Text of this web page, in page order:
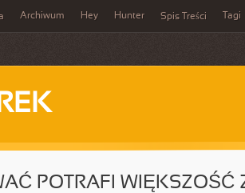
Archiwum Hey Hunter Spis Treści Tagi
POTRAFI WIĘKSZOŚĆ